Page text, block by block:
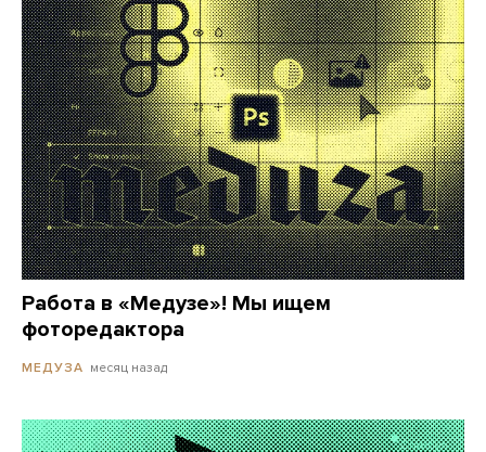
Работа в «Медузе»! Мы ищем
фоторедактора
МЕДУЗА месяц назад